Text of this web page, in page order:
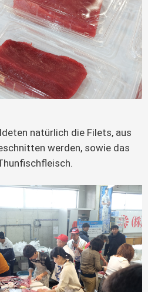
natürlich die Filets, aus
werden, sowie das